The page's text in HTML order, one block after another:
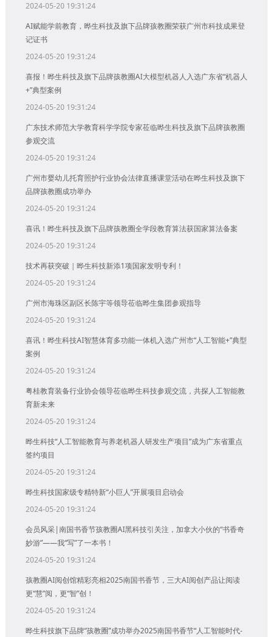
2024-05-20 19:31:24
AI赋能学前教育，晔生科技及旗下品牌孩教圈荣获广州市科技成果登
记证书
2024-05-20 19:31:24
喜报！晔生科技及旗下品牌孩教圈AI大模型机器人入选广东省“机器人
+”典型案例
2024-05-20 19:31:24
广东技术师范大学教育科学学院专家莅临晔生科技及旗下品牌孩教圈
参观交流
2024-05-20 19:31:24
广州市婴幼儿托育照护行业协会法律直播课堂活动在晔生科技及旗下
品牌孩教圈成功举办
2024-05-20 19:31:24
喜讯！晔生科技及旗下品牌孩教圈全学段教育算法获国家算法备案
2024-05-20 19:31:24
技术再获突破｜晔生科技新添1项国家发明专利！
2024-05-20 19:31:24
广州市海珠区副区长陈宇等领导莅临晔生集团参观指导
2024-05-20 19:31:24
喜讯！晔生科技AI智慧体育多功能一体机入选广州市“人工智能+”典型
案例
2024-05-20 19:31:24
粤桂教育装备行业协会领导莅临晔生科技参观交流，共探人工智能教
育新未来
2024-05-20 19:31:24
晔生科技“人工智能教育与养老机器人研发生产项目”成为广东省重点
签约项目
2024-05-20 19:31:24
晔生科技国家级专精特新“小巨人”开展项目启动会
2024-05-20 19:31:24
会员风采|南国书香节孩教圈AI黑科技引关注，加拿大小伙的“书香奇
妙游”——我“写”了一本书！
2024-05-20 19:31:24
孩教圈AI阅创馆精彩亮相2025南国书香节，三大AI阅创产品让阅读
更“慧”阅，更“智”创！
2024-05-20 19:31:24
晔生科技旗下品牌“孩教圈”成功举办2025南国书香节“人工智能时代-